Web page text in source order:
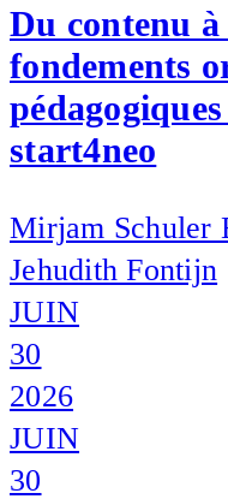
Du contenu
fondements
start4neo
Mirjam Schuler
Jehudith Fontijn
JUIN
30
2026
JUIN
30